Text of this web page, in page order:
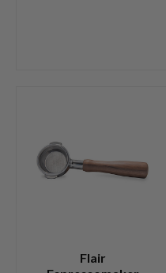
Flair